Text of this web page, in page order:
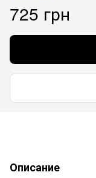
725 грн
Описание